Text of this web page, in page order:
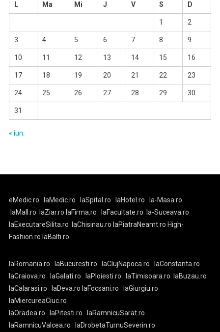
L
Ma Mi J V S D
1 2
3 4 5 6 7 8 9
10 11 12 13 14 15 16
17 18 19 20 21 22 23
24 25 26 27 28 29 30
31
« iun.
eMedic.ro laMedic.ro laSpital.ro laHotel.ro
la-Masa.ro
laMall.ro
laZiar.ro laFirma.ro laFacultate.ro
la-Suceava.ro
laExecutareSilita.ro
laChisinau.ro laPiatraNeamt.ro High-
Fashion.ro laBalti.ro
laRomania.ro laBucuresti.ro laClujNapoca.ro
laConstanta.ro
laCraiova.ro
laGalati.ro laPloiesti.ro laTimisoara.ro
laBuzau.ro
laCalarasi.ro
laDeva.ro laFocsani.ro
laGiurgiu.ro
laMiercureaCiuc.ro
laOradea.ro
laPitesti.ro
laRamnicuSarat.ro
laRamnicuValcea.ro
laDrobetaTurnuSeverin.ro